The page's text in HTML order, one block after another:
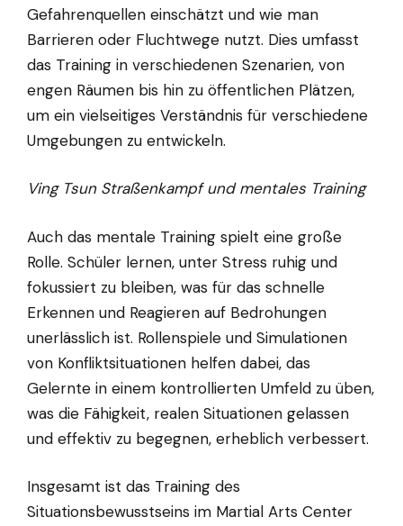
Gefahrenquellen einschätzt und wie man
Barrieren oder Fluchtwege nutzt. Dies umfasst
das Training in verschiedenen Szenarien, von
engen Räumen bis hin zu öffentlichen Plätzen,
um ein vielseitiges Verständnis für verschiedene
Umgebungen zu entwickeln.
Ving Tsun Straßenkampf und mentales Training
Auch das mentale Training spielt eine große
Rolle. Schüler lernen, unter Stress ruhig und
fokussiert zu bleiben, was für das schnelle
Erkennen und Reagieren auf Bedrohungen
unerlässlich ist. Rollenspiele und Simulationen
von Konfliktsituationen helfen dabei, das
Gelernte in einem kontrollierten Umfeld zu üben,
was die Fähigkeit, realen Situationen gelassen
und effektiv zu begegnen, erheblich verbessert.
Insgesamt ist das Training des
Situationsbewusstseins im Martial Arts Center